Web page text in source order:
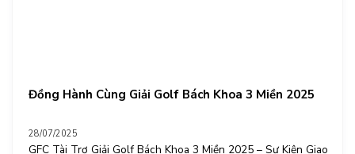
Đồng Hành Cùng Giải Golf Bách Khoa 3 Miền 2025
28/07/2025
GFC Tài Trợ Giải Golf Bách Khoa 3 Miền 2025 – Sự Kiện Giao